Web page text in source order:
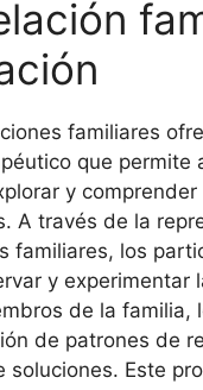
familiares
que permite
y
A través de la
familiares, los
y experimentar
de la familia,
de patrones de
soluciones. Este